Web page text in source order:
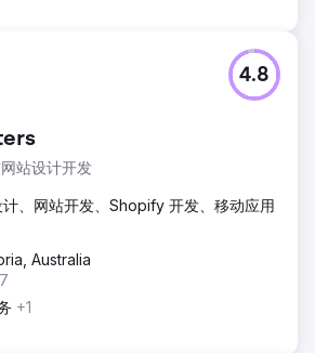
站设计开发
4.8
计、网站开发、Shopify 开发、移动应用
Australia
+1